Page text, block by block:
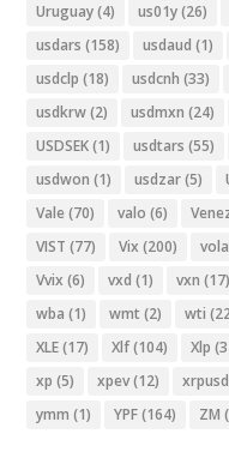
Uruguay(4) us01y(26)
usdars (158) usdaud (1)
usdclp (18) usdcnh (33)
usdkrw(2) usdmxn (24)
USDSEK(1) usdtars (55)
usdwon (1) usdzar(5)
Vale (70) valo (6)
VIST (77) Vix (200)
Vvix (6) vxd (1) vxn (17)
wba (1) wmt (2) wti
XLE(17) Xlf(104) Xlp
xp (5) xpev(12) xrpusd
ymm (1) YPF(164) ZM